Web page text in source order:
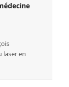
laser en